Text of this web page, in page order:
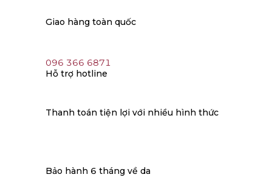
Giao hàng toàn quốc
096 366 6871
Hỗ trợ hotline
Thanh toán tiện lợi với nhiều hình thức
Bảo hành 6 tháng về da